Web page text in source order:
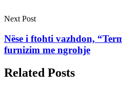
Next Post
Nëse i ftohti vazhdon,
furnizim me ngrohje
Related Posts